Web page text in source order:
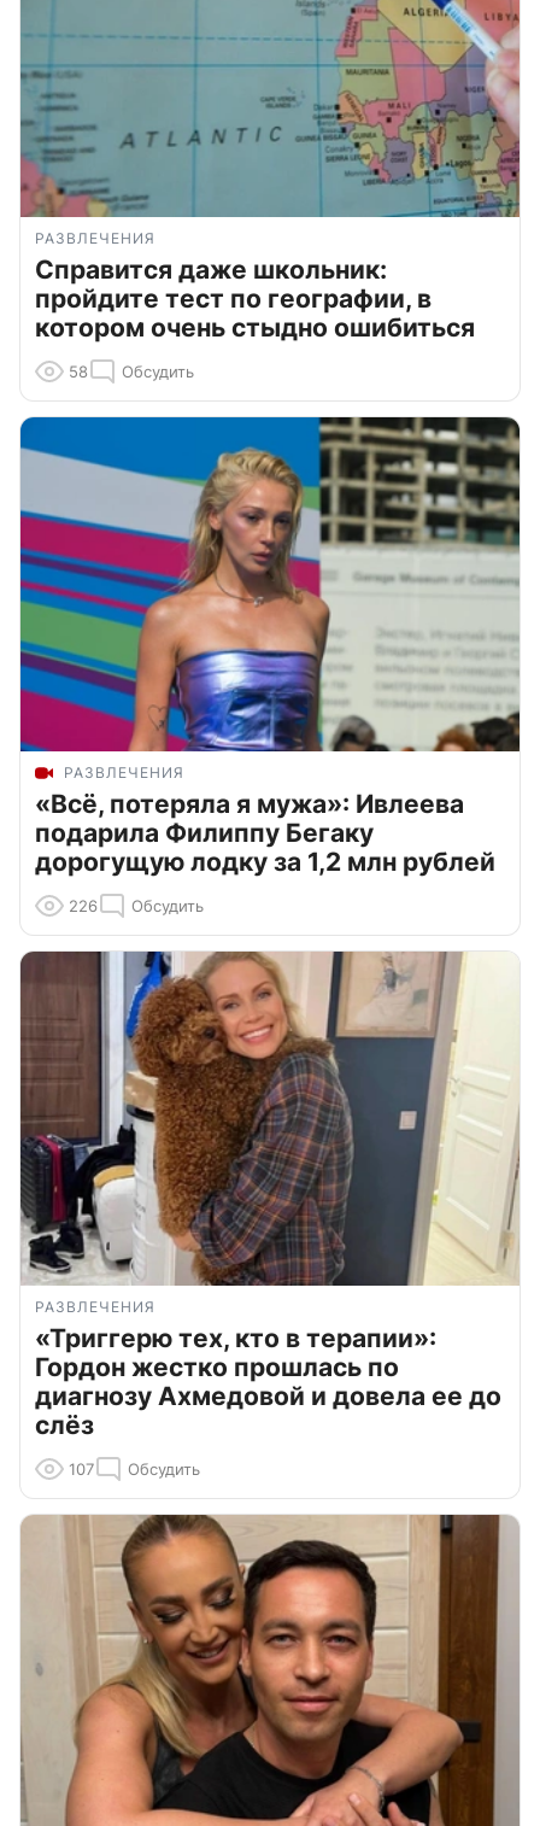
РАЗВЛЕЧЕНИЯ
Справится даже школьник:
пройдите тест по географии, в
котором очень стыдно ошибиться
58 Обсудить
РАЗВЛЕЧЕНИЯ
«Всё, потеряла я мужа»: Ивлеева
подарила Филиппу Бегаку
дорогущую лодку за 1,2 млн рублей
226 Обсудить
РАЗВЛЕЧЕНИЯ
«Триггерю тех, кто в терапии»:
Гордон жестко прошлась по
диагнозу Ахмедовой и довела ее до
слёз
107 Обсудить